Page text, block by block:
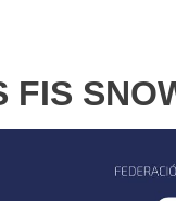
FIS